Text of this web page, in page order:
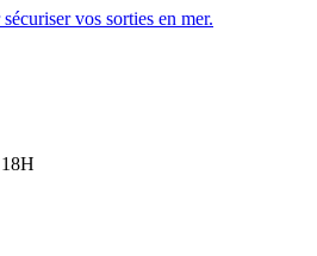
vos sorties en mer.